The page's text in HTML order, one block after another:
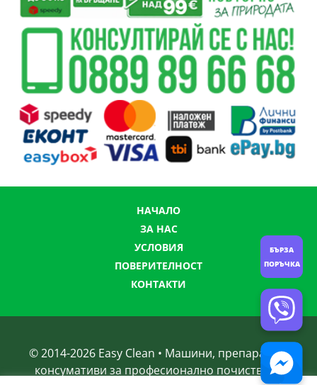
НАЧАЛО
ЗА НАС
УСЛОВИЯ
ПОВЕРИТЕЛНОСТ
КОНТАКТИ
© 2014-2026 Easy Clean • Машини, препарати и
консумативи за професионално почистване
БЪРЗА
ПОРЪЧКА